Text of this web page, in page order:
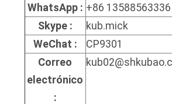
WhatsApp : +86 13588563336
Skype :
kub.mick
WeChat :
CP9301
Correo
electrónico
: